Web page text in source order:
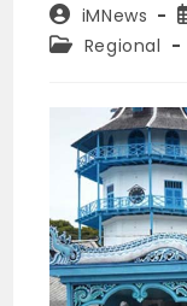
Post
author:
iMNews
PostRegional